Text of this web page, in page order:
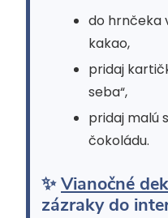
do hrnčeka
kakao,
pridaj
seba“,
pridaj malú
čokoládu.
✨Vianočné
zázraky do